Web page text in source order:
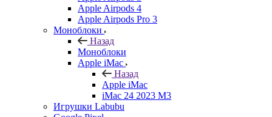
Apple Airpods 4
Apple Airpods Pro 3
Моноблоки
Назад
Моноблоки
Apple iMac
Назад
Apple iMac
iMac 24 2023 M3
Игрушки Labubu